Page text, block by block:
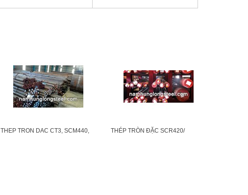
THEP TRON DAC CT3, SCM440,
THÉP TRÒN ĐẶC SCR420/